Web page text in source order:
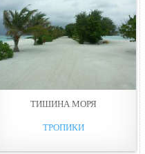
ТИШИНА МОРЯ
ТРОПИКИ